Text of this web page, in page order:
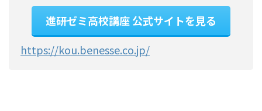
進研ゼミ高校講座 公式サイトを見る
https://kou.benesse.co.jp/